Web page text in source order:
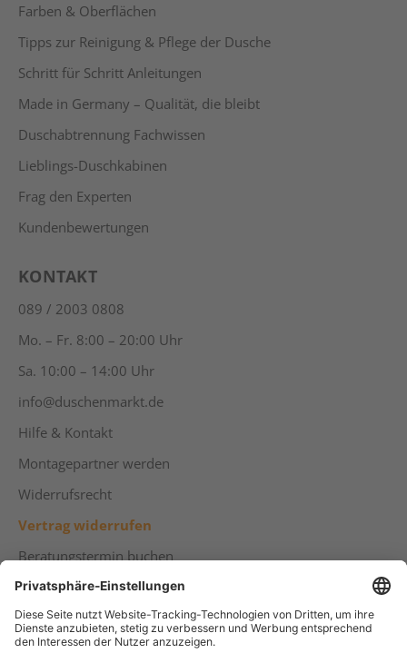
Farben & Oberflächen
Tipps zur Reinigung & Pflege der Dusche
Schritt für Schritt Anleitungen
Made in Germany – Qualität, die bleibt
Duschabtrennung Fachwissen
Lieblings-Duschkabinen
Frag den Experten
Kundenbewertungen
KONTAKT
089 / 2003 0808
Mo. – Fr. 8:00 – 20:00 Uhr
Sa. 10:00 – 14:00 Uhr
info@duschenmarkt.de
Hilfe & Kontakt
Montagepartner werden
Widerrufsrecht
Vertrag widerrufen
Beratungstermin buchen